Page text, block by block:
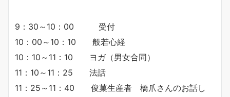
9：30～10：00 受付
10：00～10：10 般若心経
10：10～11：10 ヨガ（男女合同）
11：10～11：25 法話
11：25～11：40 俊菓生産者 橋爪さんのお話し